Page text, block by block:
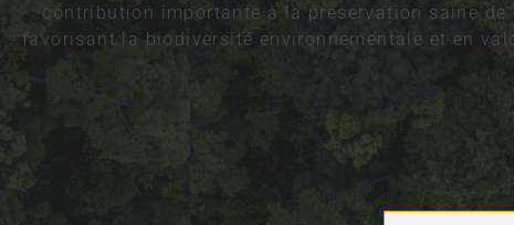
contribution importante à la préservation saine de
favorisant la biodiversité environnementale et en